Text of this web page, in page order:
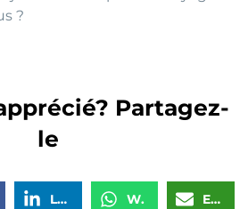
?
Partagez-
le
LinkedIn WhatsApp Email